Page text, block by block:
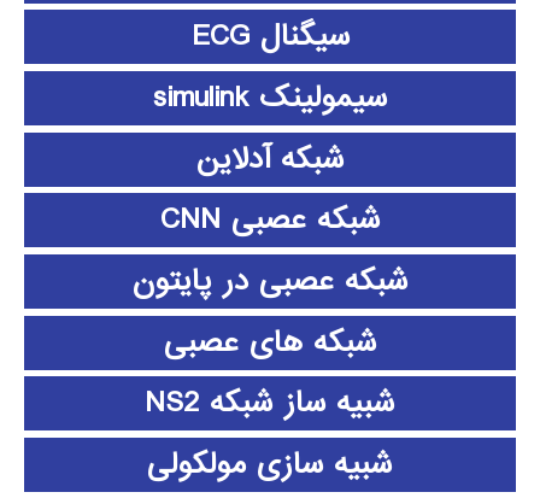
سیگنال ECG
سیمولینک simulink
شبکه آدلاین
شبکه عصبی CNN
شبکه عصبی در پایتون
شبکه های عصبی
شبیه ساز شبکه NS2
شبیه سازی مولکولی